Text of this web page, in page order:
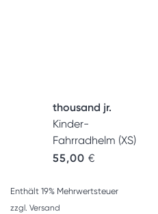
thousand jr.
Kinder-
Fahrradhelm (XS)
55,00 €
Enthält 19% Mehrwertsteuer
zzgl. Versand